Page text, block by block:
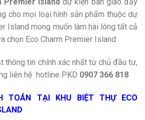
cho mọi loại hình sản phẩm thuộc dự
Island mong muốn làm hài lòng tất cả
chọn Eco Charm Premier Island
thông tin chính xác nhất từ chủ đầu tư,
liên hệ hotline PKD 0907 366 818
TOÁN TẠI KHU BIỆT THỰ ECO